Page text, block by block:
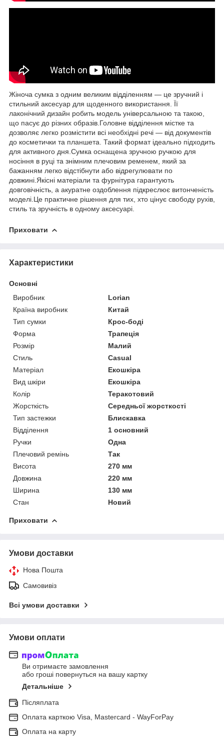
Жіноча сумка з одним великим відділенням — це зручний і
стильний аксесуар для щоденного використання. Її
лаконічний дизайн робить модель універсальною та такою,
що пасує до різних образів.Головне відділення містке та
дозволяє легко розмістити всі необхідні речі — від документів
до косметички та планшета. Такий формат ідеально підходить
для активного дня.Сумка оснащена зручною ручкою для
носіння в руці та знімним плечовим ременем, який за
бажанням легко відстібнути або відрегулювати по
довжині.Якісні матеріали та фурнітура гарантують
довговічність, а акуратне оздоблення підкреслює витонченість
моделі.Це практичне рішення для тих, хто цінує свободу рухів,
стиль та зручність в одному аксесуарі.
Приховати
Характеристики
Основні
Виробник
Lorian
Країна виробник
Китай
Тип сумки
Крос-боді
Форма
Трапеція
Розмір
Малий
Стиль
Casual
Матеріал
Екошкіра
Вид шкіри
Екошкіра
Колір
Теракотовий
Жорсткість
Середньої жорсткості
Тип застежки
Блискавка
Відділення
1 основний
Ручки
Одна
Плечовий ремінь
Так
Висота
270 мм
Довжина
220 мм
Ширина
130 мм
Стан
Новий
Приховати
Умови доставки
Нова Пошта
Самовивіз
Всі умови доставки
Умови оплати
Ви отримаєте замовлення
або гроші повернуться на вашу картку
Детальніше
Післяплата
Оплата карткою Visa, Mastercard - WayForPay
Оплата на карту